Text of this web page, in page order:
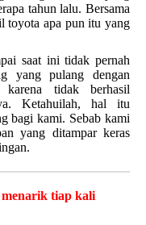
tahun lalu. Bersama
toyota apa pun itu yang
saat ini tidak pernah
yang pulang dengan
karena tidak berhasil
Ketahuilah, hal itu
bagi kami. Sebab kami
yang ditampar keras
menarik tiap kali